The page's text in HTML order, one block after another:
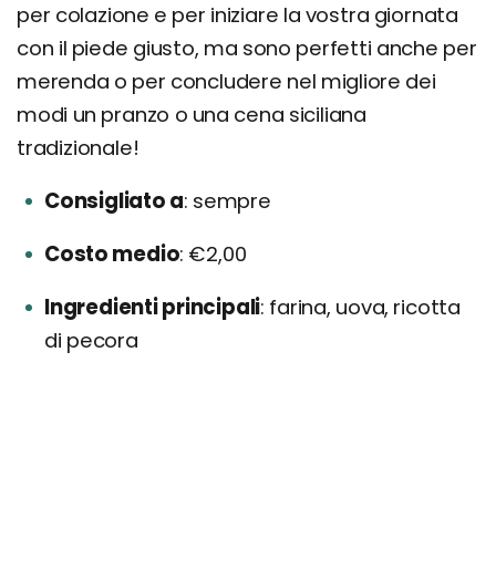
per colazione e per iniziare la vostra giornata
con il piede giusto, ma sono perfetti anche per
merenda o per concludere nel migliore dei
modi un pranzo o una cena siciliana
tradizionale!
Consigliato a sempre
Costo medio €2,00
Ingredienti principali farina, uova, ricotta
di pecora